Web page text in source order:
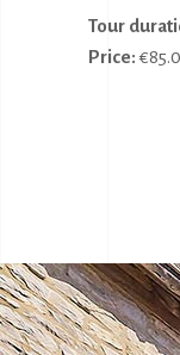
Tour
Price: